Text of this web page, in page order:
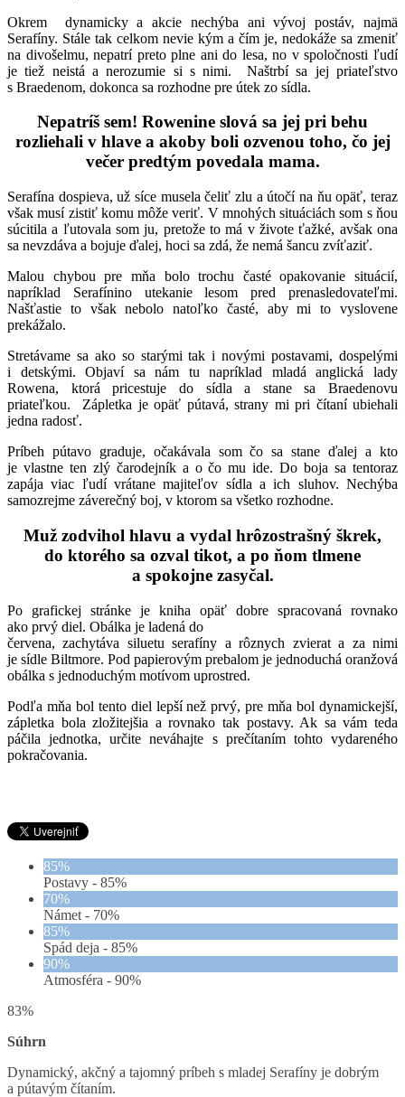
Okrem dynamicky a akcie nechýba ani vývoj postáv, najmä
Serafíny. Stále tak celkom nevie kým a čím je, nedokáže sa zmeniť
na divošelmu, nepatrí preto plne ani do lesa, no v spoločnosti ľudí
je tiež neistá a nerozumie si s nimi. Naštrbí sa jej priateľstvo
s Braedenom, dokonca sa rozhodne pre útek zo sídla.
Nepatríš sem! Rowenine slová sa jej pri behu
rozliehali v hlave a akoby boli ozvenou toho, čo jej
večer predtým povedala mama.
Serafína dospieva, už síce musela čeliť zlu a útočí na ňu opäť, teraz
však musí zistiť komu môže veriť. V mnohých situáciách som s ňou
súcitila a ľutovala som ju, pretože to má v živote ťažké, avšak ona
sa nevzdáva a bojuje ďalej, hoci sa zdá, že nemá šancu zvíťaziť.
Malou chybou pre mňa bolo trochu časté opakovanie situácií,
napríklad Serafínino utekanie lesom pred prenasledovateľmi.
Našťastie to však nebolo natoľko časté, aby mi to vyslovene
prekážalo.
Stretávame sa ako so starými tak i novými postavami, dospelými
i detskými. Objaví sa nám tu napríklad mladá anglická lady
Rowena, ktorá pricestuje do sídla a stane sa Braedenovu
priateľkou. Zápletka je opäť pútavá, strany mi pri čítaní ubiehali
jedna radosť.
Príbeh pútavo graduje, očakávala som čo sa stane ďalej a kto
je vlastne ten zlý čarodejník a o čo mu ide. Do boja sa tentoraz
zapája viac ľudí vrátane majiteľov sídla a ich sluhov. Nechýba
samozrejme záverečný boj, v ktorom sa všetko rozhodne.
Muž zodvihol hlavu a vydal hrôzostrašný škrek,
do ktorého sa ozval tikot, a po ňom tlmene
a spokojne zasyčal.
Po grafickej stránke je kniha opäť dobre spracovaná rovnako
ako prvý diel. Obálka je ladená do
červena, zachytáva siluetu serafíny a rôznych zvierat a za nimi
je sídle Biltmore. Pod papierovým prebalom je jednoduchá oranžová
obálka s jednoduchým motívom uprostred.
Podľa mňa bol tento diel lepší než prvý, pre mňa bol dynamickejší,
zápletka bola zložitejšia a rovnako tak postavy. Ak sa vám teda
páčila jednotka, určite neváhajte s prečítaním tohto vydareného
pokračovania.
85%
Postavy - 85%
70%
Námet - 70%
85%
Spád deja - 85%
90%
Atmosféra - 90%
83%
Súhrn
Dynamický, akčný a tajomný príbeh s mladej Serafíny je dobrým
a pútavým čítaním.